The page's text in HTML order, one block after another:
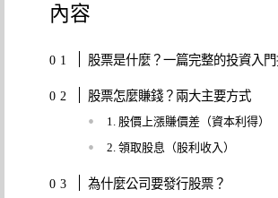
內容
股票是什麼？一篇完整的投資入
股票怎麼賺錢？兩大主要方式
1. 股價上漲賺價差（資本利得）
2. 領取股息（股利收入）
為什麼公司要發行股票？